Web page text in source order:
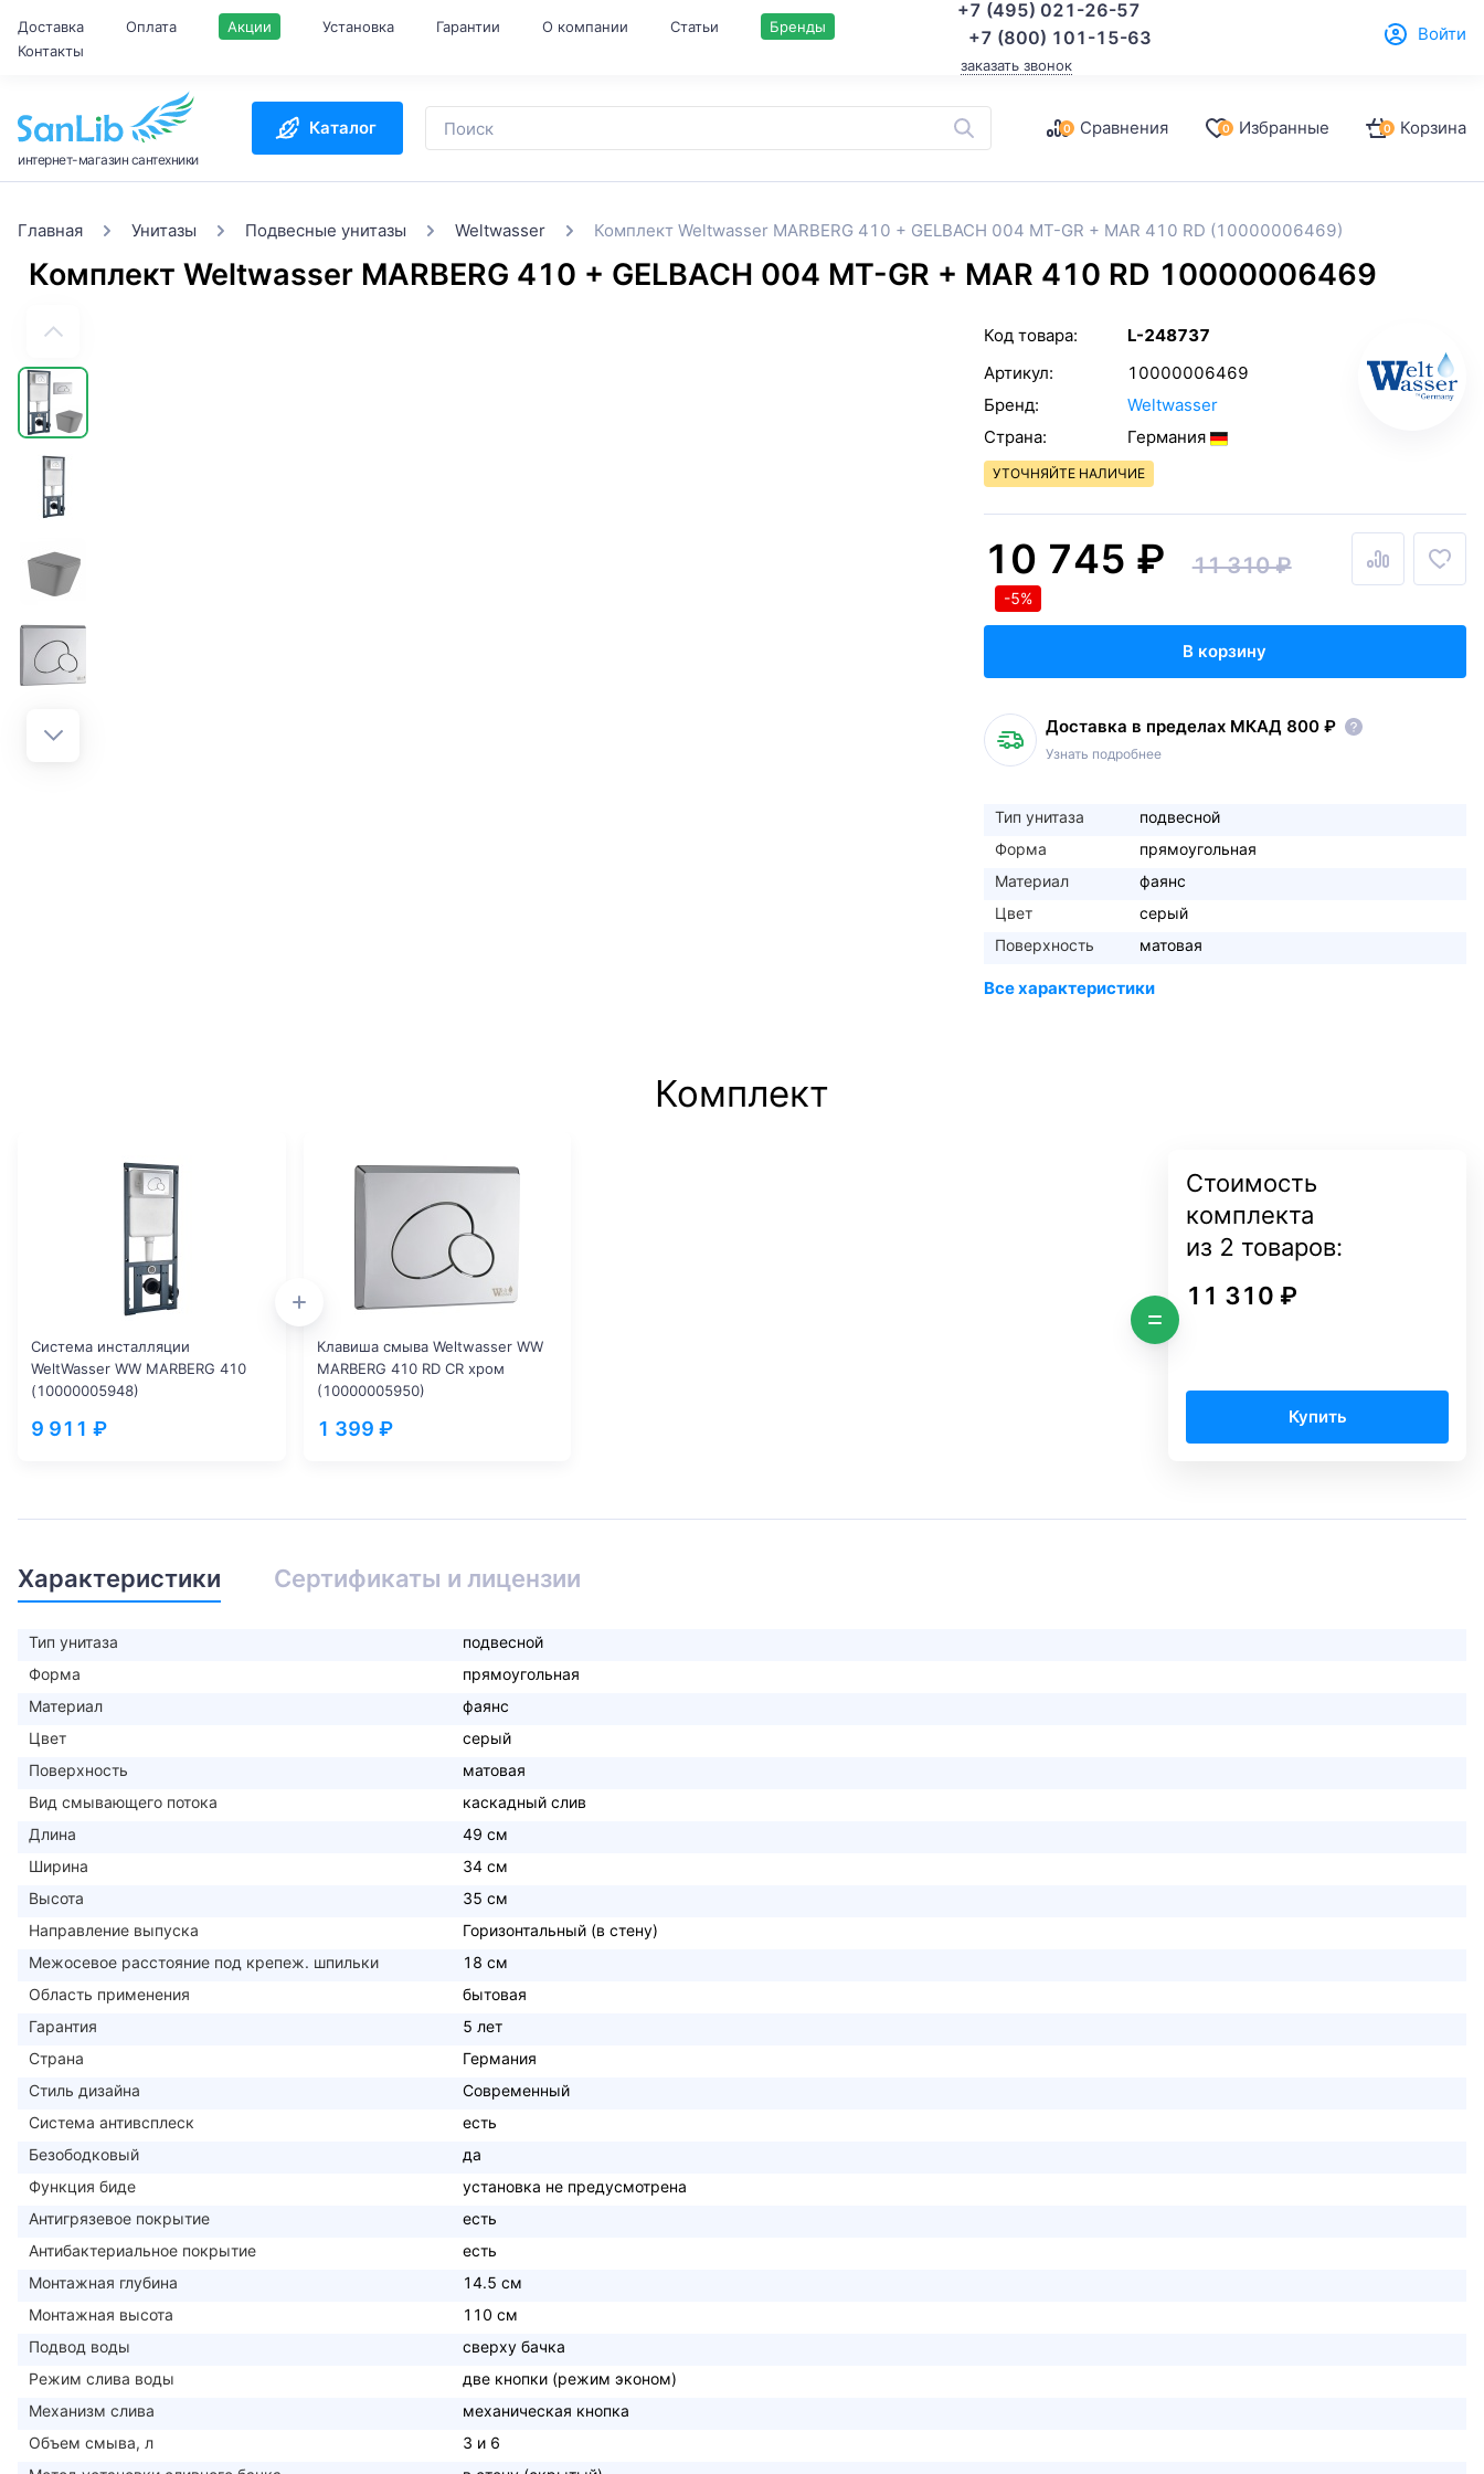
Доставка Оплата Акции Установка Гарантии О компании Статьи
Бренды
Контакты
+7 (495) 021-26-57
+7 (800) 101-15-63
заказать звонок
Войти
интернет-магазин сантехники
Каталог 0 Сравнения 0 Избранные 0 Корзина
Главная Унитазы Подвесные унитазы Weltwasser Комплект Weltwasser MARBERG 410 + GELBACH 004 MT-GR + MAR 410 RD (10000006469)
Комплект Weltwasser MARBERG 410 + GELBACH 004 MT-GR + MAR 410 RD 10000006469
Код товара:
L-248737
Артикул:
10000006469
Бренд:
Weltwasser
Страна:
Германия
УТОЧНЯЙТЕ НАЛИЧИЕ
10 745 ₽ 11 310 ₽
-5%
В корзину
Доставка в пределах МКАД 800 ₽
Узнать подробнее
Тип унитаза
подвесной
Форма
прямоугольная
Материал
фаянс
Цвет
серый
Поверхность
матовая
Комплект
Система инсталляции
WeltWasser WW MARBERG 410
(10000005948)
9 911 ₽
Клавиша смыва Weltwasser WW
MARBERG 410 RD CR хром
(10000005950)
1 399 ₽
Стоимость
комплекта
из 2 товаров:
11 310 ₽
Купить
Характеристики Сертификаты и лицензии
Тип унитаза
подвесной
Форма
прямоугольная
Материал
фаянс
Цвет
серый
Поверхность
матовая
Вид смывающего потока
каскадный слив
Длина
49 см
Ширина
34 см
Высота
35 см
Направление выпуска
Горизонтальный (в стену)
Межосевое расстояние под крепеж. шпильки
18 см
Область применения
бытовая
Гарантия
5 лет
Страна
Германия
Стиль дизайна
Современный
Система антивсплеск
есть
Безободковый
да
Функция биде
установка не предусмотрена
Антигрязевое покрытие
есть
Антибактериальное покрытие
есть
Монтажная глубина
14.5 см
Монтажная высота
110 см
Подвод воды
сверху бачка
Режим слива воды
две кнопки (режим эконом)
Механизм слива
механическая кнопка
Объем смыва, л
3 и 6